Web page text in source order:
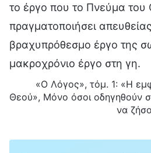
το έργο που το Πνεύμα του
πραγματοποιήσει
βραχυπρόθεσμο έργο της
μακροχρόνιο έργο στη γη.
«Ο Λόγος», τόμ. 1: «Η
Θεού», Μόνο όσοι οδηγηθούν
να